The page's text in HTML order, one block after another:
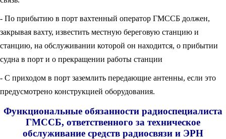
- По прибытию в порт вахтенный оператор ГМССБ должен,
закрывая вахту, известить местную береговую станцию и
станцию, на обслуживании которой он находится, о прибытии
судна в порт и о прекращении работы станции
- С приходом в порт заземлить передающие антенны, если это
предусмотрено конструкцией оборудования.
Функциональные обязанности радиоспециалиста
ГМССБ, ответственного за техническое
обслуживание средств радиосвязи и ЭРН